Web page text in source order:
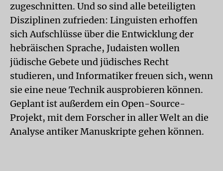
zugeschnitten. Und so sind alle beteiligten
Disziplinen zufrieden: Linguisten erhoffen
sich Aufschlüsse über die Entwicklung der
hebräischen Sprache, Judaisten wollen
jüdische Gebete und jüdisches Recht
studieren, und Informatiker freuen sich, wenn
sie eine neue Technik ausprobieren können.
Geplant ist außerdem ein Open-Source-
Projekt, mit dem Forscher in aller Welt an die
Analyse antiker Manuskripte gehen können.